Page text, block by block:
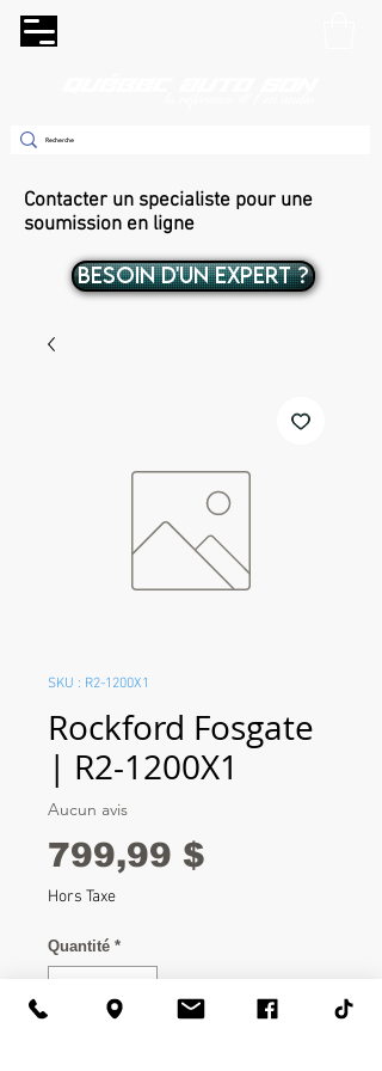
Contacter un specialiste pour une
soumission en ligne
BESOIN D'UN EXPERT ?
SKU : R2-1200X1
Rockford Fosgate
| R2-1200X1
Aucun avis
799,99 $
Hors Taxe
Quantité *